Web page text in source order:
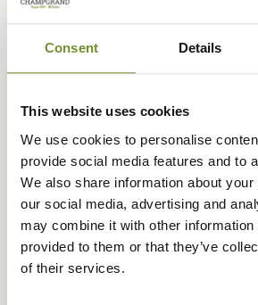
Consent Details
This website uses cookies
We use cookies to personalise
provide social media features and to
We also share information about
our social media, advertising and
may combine it with other information
provided to them or that they’ve
of their services.
la journée
Description
Barbourvous propose ces chaussons
femme à enfiler, très confortables, ils
efficacement contre le froid avec
Ces chaussons Nancy en forme de
moelleux et fourrés pour une véritable